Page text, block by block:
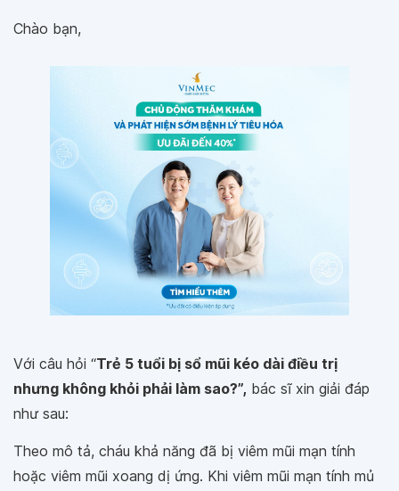
Chào bạn,
Với câu hỏi “Trẻ 5 tuổi bị sổ mũi kéo dài điều trị
nhưng không khỏi phải làm sao?”, bác sĩ xin giải đáp
như sau:
Theo mô tả, cháu khả năng đã bị viêm mũi mạn tính
hoặc viêm mũi xoang dị ứng. Khi viêm mũi mạn tính mủ